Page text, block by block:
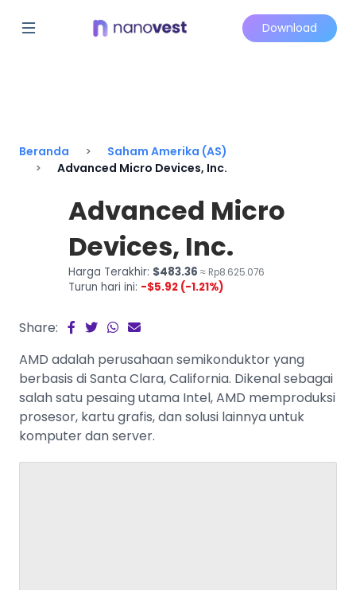
Download
Beranda
Saham Amerika (AS)
Advanced Micro Devices, Inc.
Advanced Micro
Devices, Inc.
Harga Terakhir: $483.36 ≈ Rp8.625.076
Turun hari ini: -$5.92 (-1.21%)
Share:
AMD adalah perusahaan semikonduktor yang
berbasis di Santa Clara, California. Dikenal sebagai
salah satu pesaing utama Intel, AMD memproduksi
prosesor, kartu grafis, dan solusi lainnya untuk
komputer dan server.